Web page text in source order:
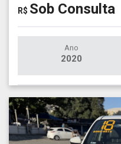
R$ Sob Consulta
Ano
2020